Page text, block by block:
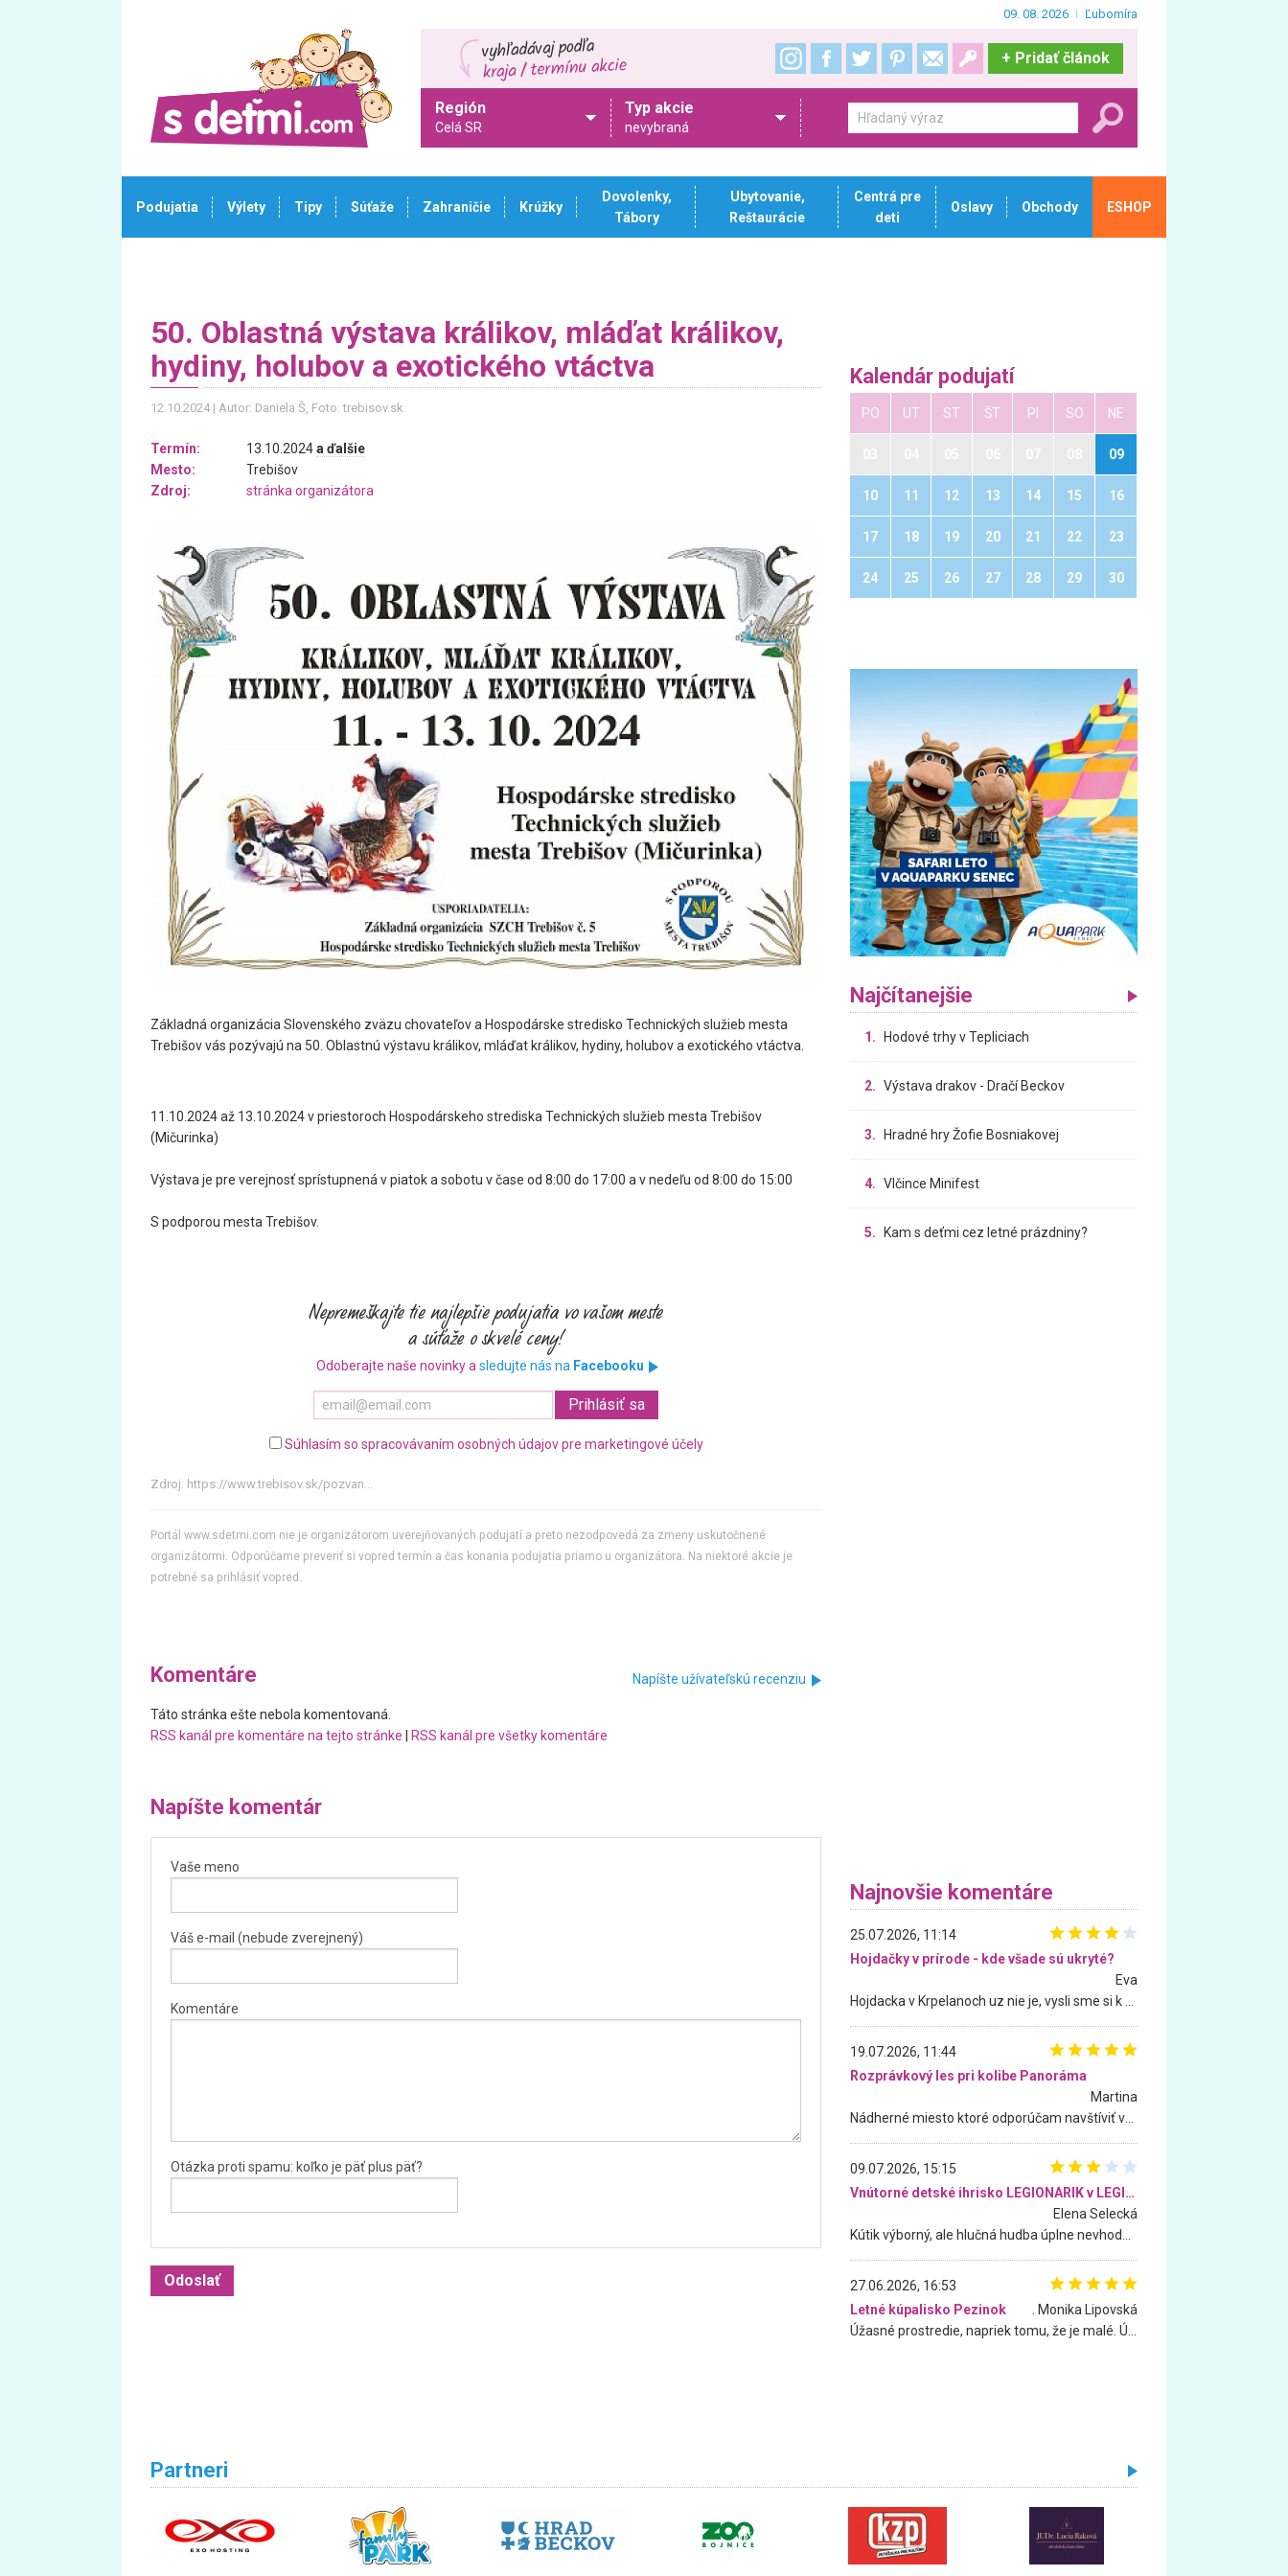
09. 08. 2026 Ľubomíra
+ Pridať článok
Región
Celá SR
Typ akcie
nevybraná
Podujatia Výlety Tipy Súťaže Zahraničie Krúžky
Dovolenky,
Tábory
Ubytovanie,
Reštaurácie
Centrá pre
deti
Oslavy Obchody ESHOP
50. Oblastná výstava králikov, mláďat králikov,
hydiny, holubov a exotického vtáctva
12.10.2024 Autor: Daniela Š, Foto: trebisov.sk
Termín: 13.10.2024a ďalšie
Mesto:
Trebišov
Zdroj:
stránka organizátora
Základná organizácia Slovenského zväzu chovateľov a Hospodárske stredisko Technických služieb mesta
Trebišov vás pozývajú na 50. Oblastnú výstavu králikov, mláďat králikov, hydiny, holubov a exotického vtáctva.
11.10.2024 až 13.10.2024 v priestoroch Hospodárskeho strediska Technických služieb mesta Trebišov
(Mičurinka)
Výstava je pre verejnosť sprístupnená v piatok a sobotu v čase od 8:00 do 17:00 a v nedeľu od 8:00 do 15:00
S podporou mesta Trebišov.
Odoberajte naše novinky a sledujte nás na Facebooku
Súhlasím so spracovávaním osobných údajov pre marketingové účely
Zdroj: https://www.trebisov.sk/pozvan...
Portál www.sdetmi.com nie je organizátorom uverejňovaných podujatí a preto nezodpovedá za zmeny uskutočnené
organizátormi. Odporúčame preveriť si vopred termín a čas konania podujatia priamo u organizátora. Na niektoré akcie je
potrebné sa prihlásiť vopred.
Komentáre Napíšte užívateľskú recenziu
Táto stránka ešte nebola komentovaná.
RSS kanál pre komentáre na tejto stránke
RSS kanál pre všetky komentáre
Napíšte komentár
Vaše meno
Váš e-mail (nebude zverejnený)
Komentáre
Otázka proti spamu: koľko je päť plus päť?
Kalendár podujatí
PO UT ST ŠT PI SO NE
09
10 11 12 13 14 15 16
17 18 19 20 21 22 23
24 25 26 27 28 29 30
Najčítanejšie
1. Hodové trhy v Tepliciach
2. Výstava drakov - Dračí Beckov
3. Hradné hry Žofie Bosniakovej
4. Vlčince Minifest
5. Kam s deťmi cez letné prázdniny?
Najnovšie komentáre
25.07.2026, 11:14
Hojdačky v prírode - kde všade sú ukryté?
Eva
19.07.2026, 11:44
Rozprávkový les pri kolibe Panoráma
Martina
09.07.2026, 15:15
Vnútorné detské ihrisko LEGIONARIK v LEGIA Fitness
Elena Selecká
27.06.2026, 16:53
Letné kúpalisko Pezinok
. Monika Lipovská
Partneri